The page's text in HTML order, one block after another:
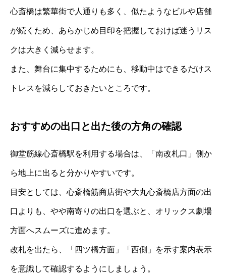
心斎橋は繁華街で人通りも多く、似たようなビルや店舗
が続くため、あらかじめ目印を把握しておけば迷うリス
クは大きく減らせます。
また、舞台に集中するためにも、移動中はできるだけス
トレスを減らしておきたいところです。
おすすめの出口と出た後の方角の確認
御堂筋線心斎橋駅を利用する場合は、「南改札口」側か
ら地上に出ると分かりやすいです。
目安としては、心斎橋筋商店街や大丸心斎橋店方面の出
口よりも、やや南寄りの出口を選ぶと、オリックス劇場
方面へスムーズに進めます。
改札を出たら、「四ツ橋方面」「西側」を示す案内表示
を意識して確認するようにしましょう。